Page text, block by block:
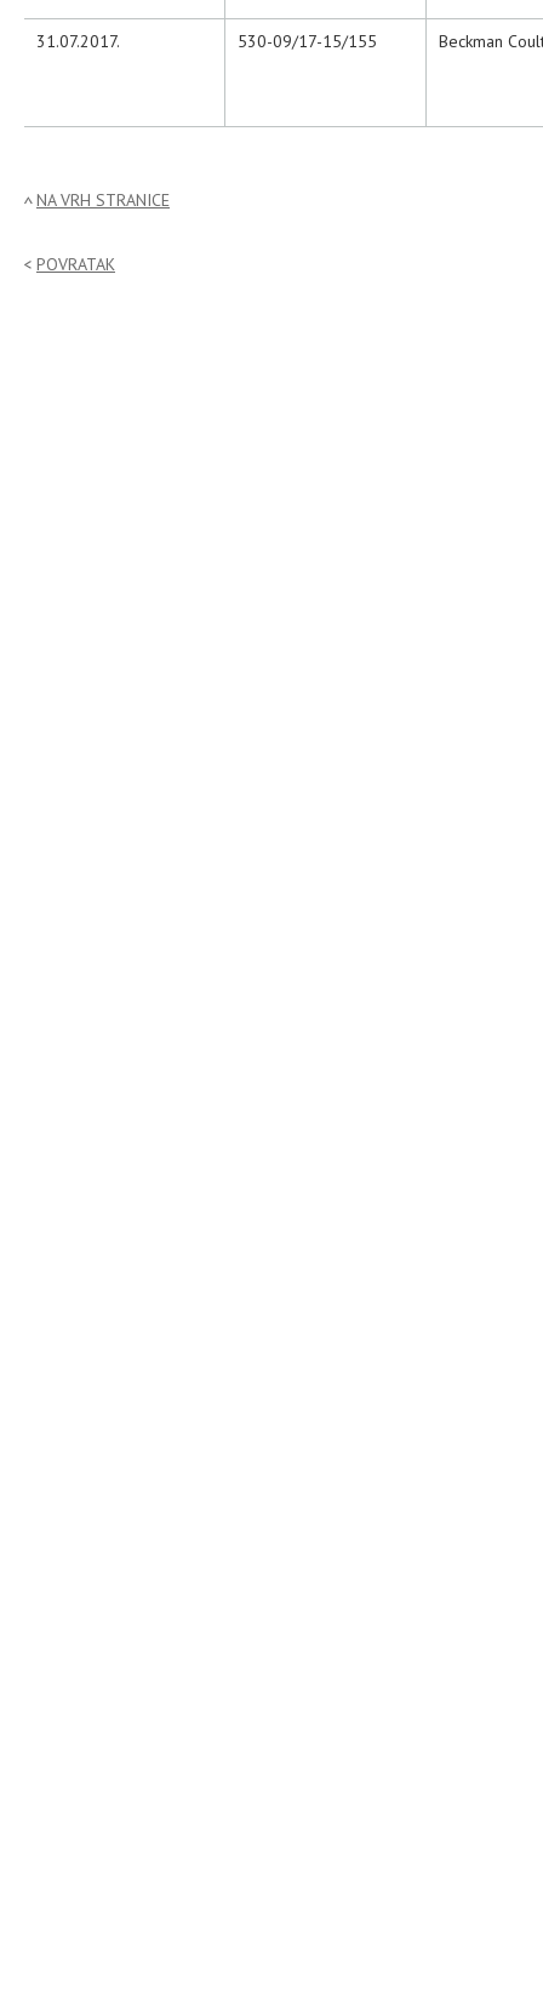
31.07.2017. 530-09/17-15/155 Beckman
NA VRH STRANICE
POVRATAK